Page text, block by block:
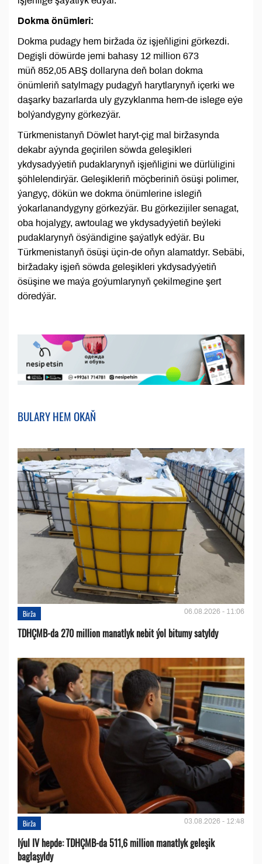
Dokma önümleri:
Dokma pudagy hem biržada öz işjeňligini görkezdi.
Degişli döwürde jemi bahasy 12 million 673
müň 852,05 ABŞ dollaryna deň bolan dokma
önümleriň satylmagy pudagyň harytlarynyň içerki we
daşarky bazarlarda uly gyzyklanma hem-de islege eýe
bolýandygyny görkezýär.
Türkmenistanyň Döwlet haryt-çig mal biržasynda
dekabr aýynda geçirilen söwda geleşikleri
ykdysadyýetiň pudaklarynyň işjeňligini we dürlüligini
şöhlelendirýär. Geleşikleriň möçberiniň ösüşi polimer,
ýangyç, dökün we dokma önümlerine islegiň
ýokarlanandygyny görkezýär. Bu görkezijiler senagat,
oba hojalygy, awtoulag we ykdysadyýetiň beýleki
pudaklarynyň ösýändigine şaýatlyk edýär. Bu
Türkmenistanyň ösüşi üçin-de oňyn alamatdyr. Sebäbi,
biržadaky işjeň söwda geleşikleri ykdysadyýetiň
ösüşine we maýa goýumlarynyň çekilmegine şert
döredýär.
BULARY HEM OKAŇ
Birža 06.08.2026 - 11:06
TDHÇMB-da 270 million manatlyk nebit ýol bitumy satyldy
Birža 03.08.2026 - 12:48
Iýul IV hepde: TDHÇMB-da 511,6 million manatlyk geleşik
baglaşyldy